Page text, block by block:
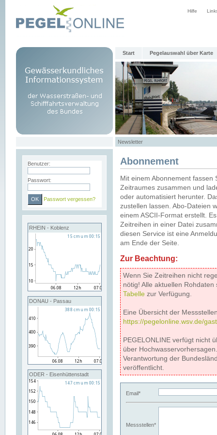
Hilfe
Start Pegelauswahl über Karte
Newsletter
Benutzer:
Passwort:
Passwort vergessen?
RHEIN - Koblenz
DONAU - Passau
ODER - Eisenhüttenstadt
Abonnement
Mit einem Abonnement
Zeitraumes zusammen und
oder automatisiert herunter.
zustellen lassen. Abo-Dateien
einem ASCII-Format erstellt.
Zeitreihen in einer Datei
diesen Service ist eine
am Ende der Seite.
Zur Beachtung:
Wenn Sie Zeitreihen nicht
nötig! Alle aktuellen
Tabelle zur Verfügung.
Eine Übersicht der
https://pegelonline.wsv.de/
PEGELONLINE verfügt nicht
über
Verantwortung der
veröffentlicht.
Email*
Messstellen*